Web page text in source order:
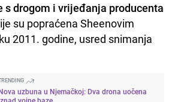
s drogom i vrijeđanja producenta
su popraćena Sheenovim
2011. godine, usred snimanja
uzbuna u Njemačkoj: Dva drona uočena